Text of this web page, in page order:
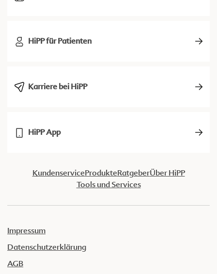
HiPP für Patienten
Karriere bei HiPP
HiPP App
KundenserviceProdukteRatgeberÜber HiPP
Tools und Services
Impressum
Datenschutzerklärung
AGB